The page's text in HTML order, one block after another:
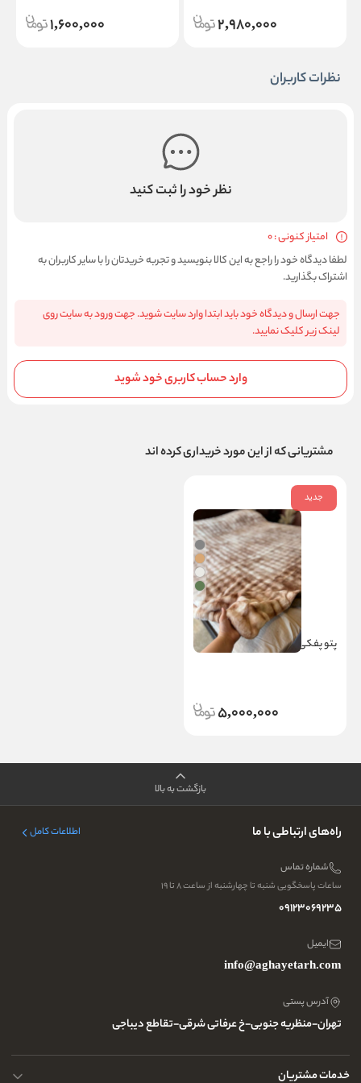
2,980,000
1,600,000
نظرات کاربران
نظر خود را ثبت کنید
امتیاز کنونی : 0
لطفا دیدگاه خود را راجع به این کالا بنویسید و تجربه خریدتان را با سایر کاربران به
اشتراک بگذارید.
جهت ارسال و دیدگاه خود باید ابتدا وارد سایت شوید. جهت ورود به سایت روی
لینک زیر کلیک نمایید.
وارد حساب کاربری خود شوید
مشتریانی که از این مورد خریداری کرده اند
جدید
پتو پفکی دورو
5,000,000
بازگشت به بالا
راه‌های ارتباطی با ما اطلاعات کامل
شماره تماس
ساعات پاسخگویی شنبه تا چهارشنبه از ساعت ۸ تا ۱۹
09123069235
ایمیل
info@aghayetarh.com
آدرس پستی
تهران-منظریه جنوبی-خ عرفاتی شرقی-تقاطع دیباجی
خدمات مشتریان